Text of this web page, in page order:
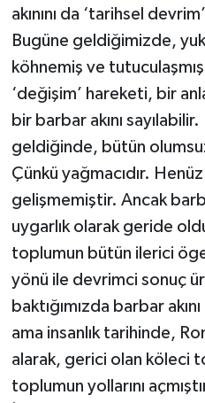
akınını da ‘tarihsel
Bugüne geldiğimizde,
köhnemiş ve
‘değişim’ hareketi, bir
bir barbar akını sayılabilir.
geldiğinde, bütün
Çünkü yağmacıdır.
gelişmemiştir. Ancak
uygarlık olarak geride
toplumun bütün ilerici
yönü ile devrimci sonuç
baktığımızda barbar
ama insanlık tarihinde,
alarak, gerici olan köleci
toplumun yollarını